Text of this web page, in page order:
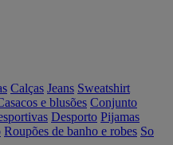
Calças Jeans Sweatshirt
e blusões Conjunto
Desporto Pijamas
Roupões de banho e robes So